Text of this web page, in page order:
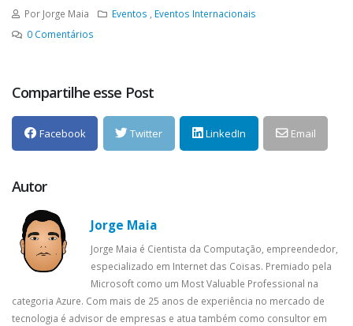
Por Jorge Maia Eventos
Eventos Internacionais
0 Comentários
Compartilhe esse Post
Facebook Twitter LinkedIn Email
Autor
Jorge Maia
Jorge Maia é Cientista da Computação, empreendedor,
especializado em Internet das Coisas. Premiado pela
Microsoft como um Most Valuable Professional na
categoria Azure. Com mais de 25 anos de experiência no mercado de
tecnologia é advisor de empresas e atua também como consultor em